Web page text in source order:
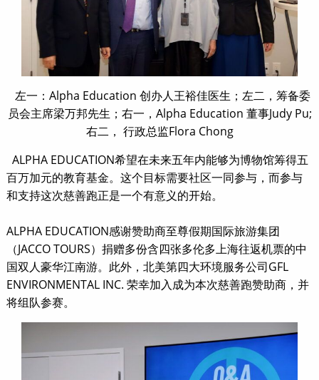
左一：Alpha Education 创办人王裕佳医生；左二，筹备委
员会主席梁万邦先生；右一，Alpha Education 董事Judy Pu;
右二， 行政总监Flora Chong
ALPHA EDUCATION希望在未来五年内能够为博物馆筹得五
百万加元的教育基金。这个目标需要社区一同参与，而参与
和支持这次慈善跑正是一个有意义的开始。
ALPHA EDUCATION感谢赞助商至尊假期国际旅游集团
（JACCO TOURS）捐赠多份含四张多伦多上海往返机票的中
国双人豪华江南游。此外，北美第四大环境服务公司GFL
ENVIRONMENTAL INC. 荣幸加入成为本次慈善跑赞助商，并
将组队参赛。